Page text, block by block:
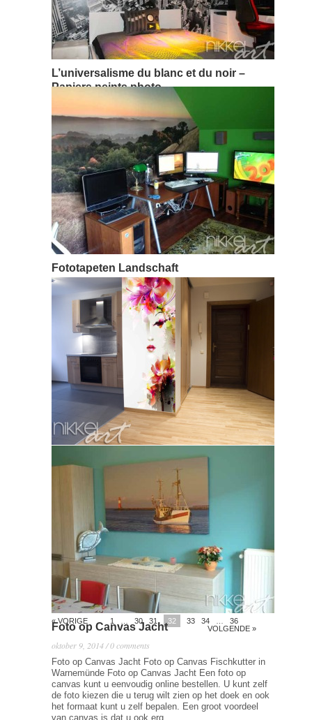
L’universalisme du blanc et du noir –
Papiers peints photo
L’universalisme du blanc et du noir – Papiers peints
Les photos, le papier peint photo ou les peintures sur
toile canevas en noir et blanc sont à la fois élégants et
modernes. Leurs applications peuvent être diverses.
Ils peuvent parfaitement décorer les salles de séjour
dans les maisons, les cuisines, les chambres à
coucher, les…
Read more →
Fototapeten Landschaft
oktober 16, 2014 / 0 comments
Fototapeten Landschaft Fototapeten Landschaft In
unserem Shop finden Sie 30 Millionen phänomenaler
Bilder, die Ihre Wände beleben und ihnen einen
einmaligen Charakter verleihen. Die Fototapeten von
www.nikkel-art.de ermöglichen es Ihnen, Ihren
Zimmern ein neues Aussehen zu verleihen und auf
originelle Art die Wände zu dekorieren. Auf diese Weise
können Sie sich die Wolkenkratzer von New…
Fotobehang op maat
Fotobehang op maat Fotobehang is dé manier om uw
kamer of slaapkamer snel, eenvoudig en niet te duur
eens geheel anders aan te kleden of op te fleuren. U
kunt hiervoor allerlei mooie patronen en printjes kiezen,
maar u kunt natuurlijk ook uw eigen persoonlijke
fotobehang ontwerpen met uw eigen foto’s of
afbeeldingen. Op die…
Read more →
Foto op Canvas Jacht
oktober 9, 2014 / 0 comments
Foto op Canvas Jacht Foto op Canvas Fischkutter in
Warnemünde Foto op Canvas Jacht Een foto op
canvas kunt u eenvoudig online bestellen. U kunt zelf
de foto kiezen die u terug wilt zien op het doek en ook
het formaat kunt u zelf bepalen. Een groot voordeel
van canvas is dat u ook erg…
« VORIGE 1 30 31 32 33 34
36
VOLGENDE »